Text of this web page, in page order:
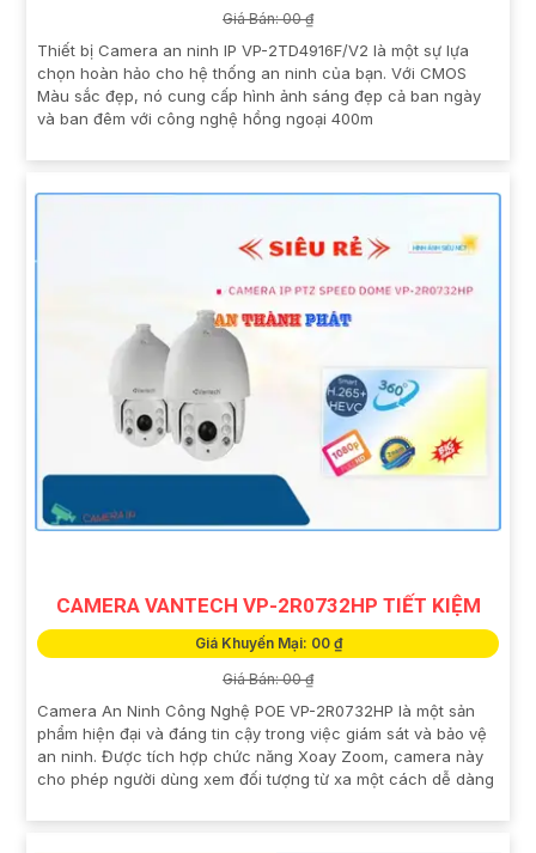
Giá Bán: 00 ₫
Thiết bị Camera an ninh IP VP-2TD4916F/V2 là một sự lựa
chọn hoàn hảo cho hệ thống an ninh của bạn. Với CMOS
Màu sắc đẹp, nó cung cấp hình ảnh sáng đẹp cả ban ngày
và ban đêm với công nghệ hồng ngoại 400m
CAMERA VANTECH VP-2R0732HP TIẾT KIỆM
Giá Khuyến Mại: 00 ₫
Giá Bán: 00 ₫
Camera An Ninh Công Nghệ POE VP-2R0732HP là một sản
phẩm hiện đại và đáng tin cậy trong việc giám sát và bảo vệ
an ninh. Được tích hợp chức năng Xoay Zoom, camera này
cho phép người dùng xem đối tượng từ xa một cách dễ dàng